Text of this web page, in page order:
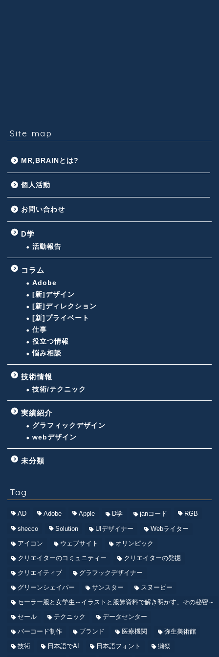
Site map
MR,BRAINとは?
個人活動
お問い合わせ
D学
活動報告
コラム
Adobe
[新]デザイン
[新]ディレクション
[新]プライベート
仕事
役立つ情報
悩み相談
技術情報
技術/テクニック
実績紹介
グラフィックデザイン
webデザイン
未分類
Tag
AD Adobe Apple D学 janコード RGB
shecco Solution UIデザイナー
Webライター
アイコン
ウェブサイト
オリンピック
クリエイターのコミュニティー
クリエイターの発掘
クリエイティブ
グラフックデザイナー
グリーンシェイパー
サンスター
スヌーピー
セーラー服と女学生～イラストと服飾資料で解き明かす、その秘密～
セール
テクニック
データセンター
バーコード制作
ブランド 医療機関
弥生美術館
技術
日本語でAI 日本語フォント 獺祭